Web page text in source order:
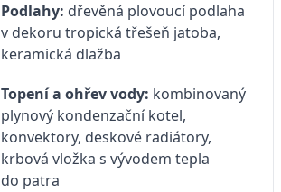
Podlahy: dřevěná plovoucí podlaha
v dekoru tropická třešeň jatoba,
keramická dlažba
Topení a ohřev vody: kombinovaný
plynový kondenzační kotel,
konvektory, deskové radiátory,
krbová vložka s vývodem tepla
do patra